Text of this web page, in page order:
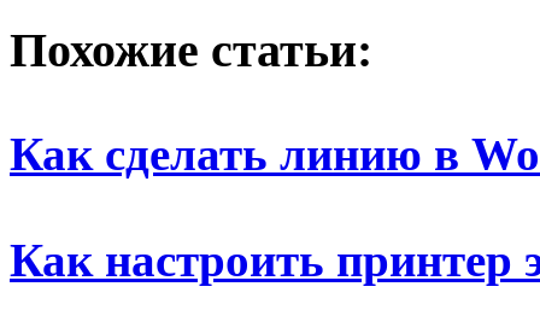
Похожие статьи:
Как сделать линию в
Как настроить принтер